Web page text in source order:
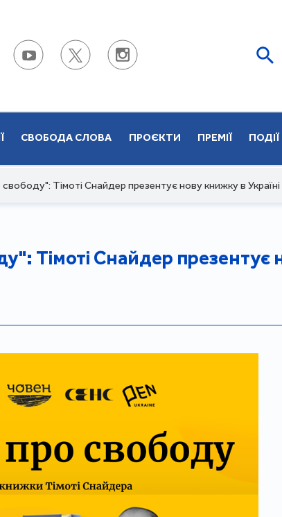
СВОБОДА СЛОВА ПРОЄКТИ ПРЕМІЇ ПОДІЇ
Тімоті Снайдер презентує нову книжку в Україні
Тімоті Снайдер презентує